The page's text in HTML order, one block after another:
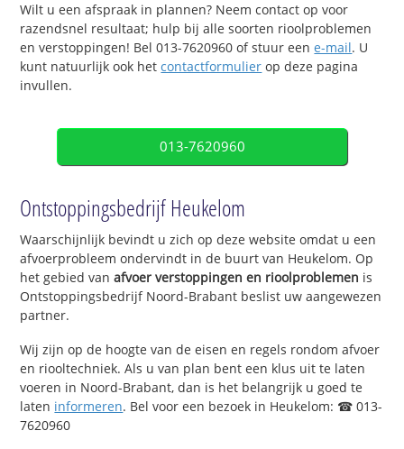
Wilt u een afspraak in plannen? Neem contact op voor
razendsnel resultaat; hulp bij alle soorten rioolproblemen
en verstoppingen! Bel 013-7620960 of stuur eene-mail. U
kunt natuurlijk ook hetcontactformulier op deze pagina
invullen.
013-7620960
Ontstoppingsbedrijf Heukelom
Waarschijnlijk bevindt u zich op deze website omdat u een
afvoerprobleem ondervindt in de buurt van Heukelom. Op
het gebied vanafvoer verstoppingen en rioolproblemen is
Ontstoppingsbedrijf Noord-Brabant beslist uw aangewezen
partner.
Wij zijn op de hoogte van de eisen en regels rondom afvoer
en riooltechniek. Als u van plan bent een klus uit te laten
voeren in Noord-Brabant, dan is het belangrijk u goed te
laten informeren. Bel voor een bezoek in Heukelom: ☎ 013-
7620960